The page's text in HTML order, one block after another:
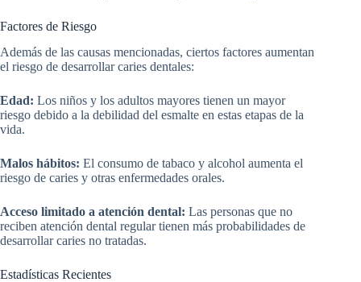
Factores de Riesgo
Además de las causas mencionadas, ciertos factores aumentan
el riesgo de desarrollar caries dentales:
Edad: Los niños y los adultos mayores tienen un mayor
riesgo debido a la debilidad del esmalte en estas etapas de la
vida.
Malos hábitos: El consumo de tabaco y alcohol aumenta el
riesgo de caries y otras enfermedades orales.
Acceso limitado a atención dental: Las personas que no
reciben atención dental regular tienen más probabilidades de
desarrollar caries no tratadas.
Estadísticas Recientes